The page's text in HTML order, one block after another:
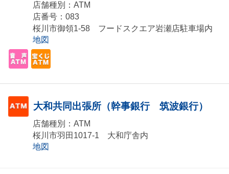
店舗種別：ATM
店番号：083
桜川市御領1-58 フードスクエア岩瀬店駐車場内
地図
大和共同出張所（幹事銀行 筑波銀行）
店舗種別：ATM
桜川市羽田1017-1 大和庁舎内
地図